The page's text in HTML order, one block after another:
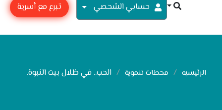
حسابي الشحصي تبرع مع أسرية
الرئيسيه محطات تنموية الحب.. في ظلال بيت النبوة.